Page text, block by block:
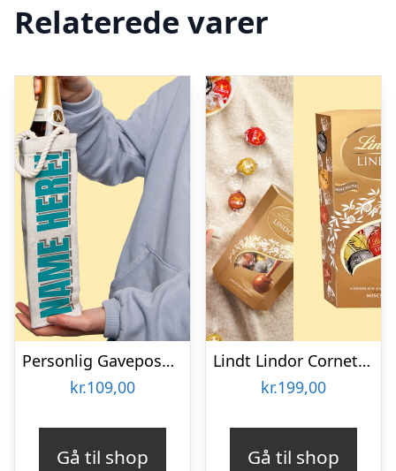
Relaterede varer
Personlig Gavepose til vin med Tekst
kr.109,00
Gå til shop
Lindt Lindor Cornet 500 gram – Blandet chokolade
kr.199,00
Gå til shop